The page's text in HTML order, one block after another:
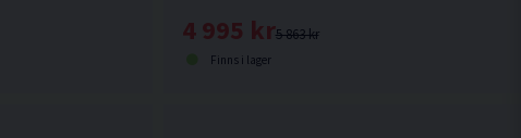
5 863 kr
4 995 kr
Finns i lager